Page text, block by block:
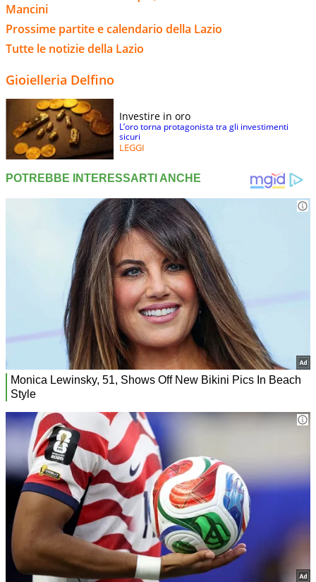
Mancini
Prossime partite e calendario della Lazio
Tutte le notizie della Lazio
Gioielleria Delfino
Investire in oro
L’oro torna protagonista tra gli investimenti
sicuri
LEGGI